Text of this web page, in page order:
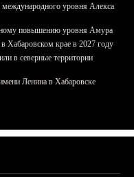
уровня Алекса
повышению уровня Амура
Хабаровском крае в 2027 году
в северные территории
Ленина в Хабаровске